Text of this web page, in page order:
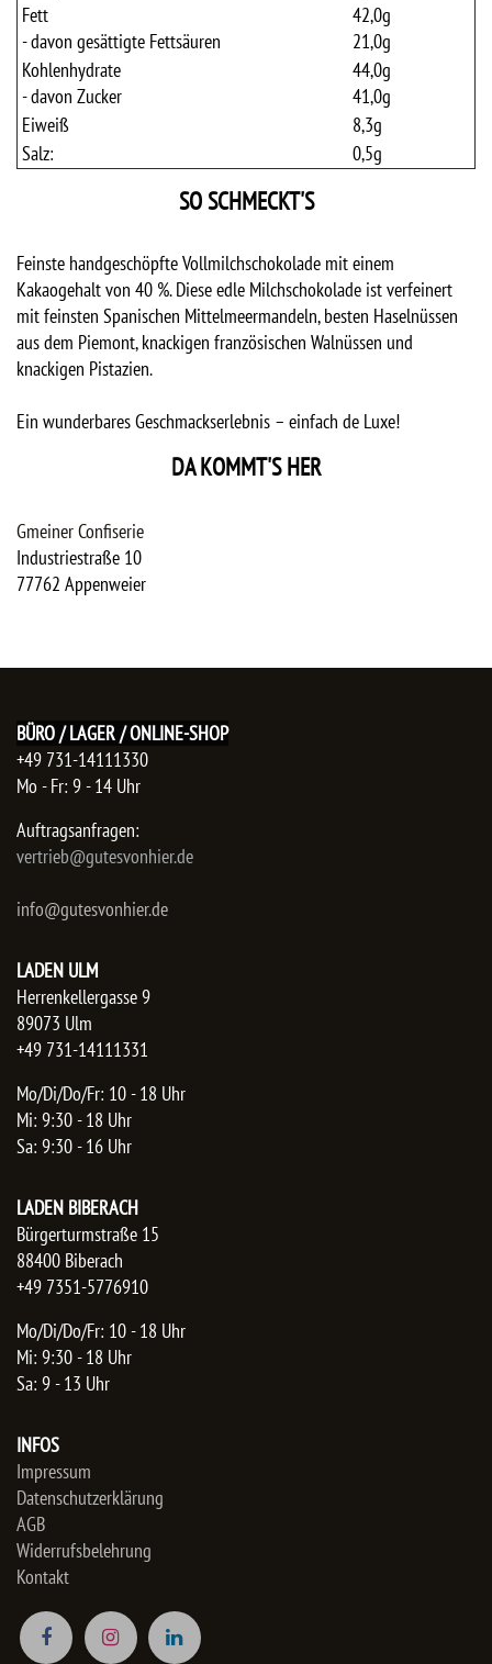
Fett
- davon gesättigte Fettsäuren
42,0g
21,0g
Kohlenhydrate
- davon Zucker
44,0g
41,0g
Eiweiß
8,3g
Salz:
0,5g
SO SCHMECKT'S
Feinste handgeschöpfte Vollmilchschokolade mit einem
Kakaogehalt von 40 %. Diese edle Milchschokolade ist verfeinert
mit feinsten Spanischen Mittelmeermandeln, besten Haselnüssen
aus dem Piemont, knackigen französischen Walnüssen und
knackigen Pistazien.
Ein wunderbares Geschmackserlebnis – einfach de Luxe!
DA KOMMT'S HER
Gmeiner Confiserie
Industriestraße 10
77762 Appenweier
BÜRO / LAGER / ONLINE-SHOP
+49 731-14111330
Mo - Fr: 9 - 14 Uhr
Auftragsanfragen:
​vertrieb@gutesvonhier.de
info@gutesvonhier.de
LADEN ULM
Herrenkellergasse 9
89073 Ulm
+49 731-14111331
Mo/Di/Do/Fr: 10 - 18 Uhr
Mi: 9:30 - 18 Uhr
Sa: 9:30 - 16 Uhr
LADEN BIBERACH
Bürgerturmstraße 15
88400 Biberach
+49 7351-5776910
Mo/Di/Do/Fr: 10 - 18 Uhr
Mi: 9:30 - 18 Uhr
Sa: 9 - 13 Uhr
INFOS
Impressum
Datenschutzerklärung
AGB
Widerrufsbelehrung
Kontakt